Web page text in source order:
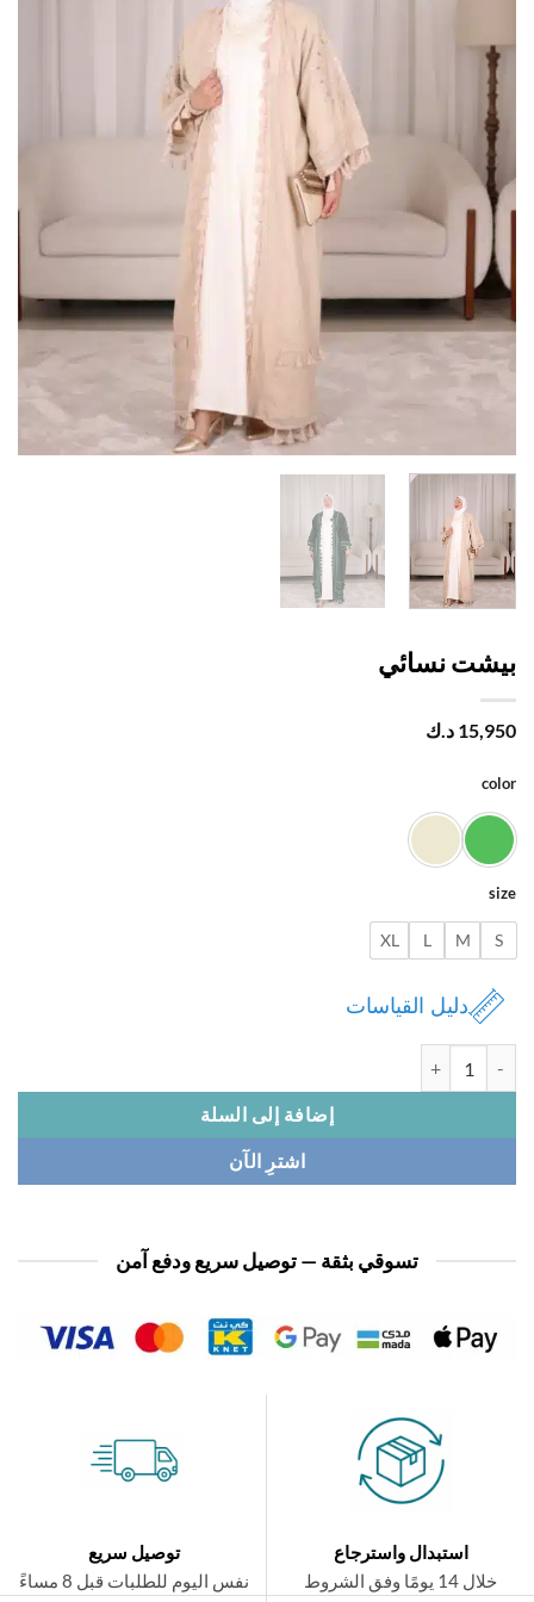
نسائي
د.ك
M
L
XL
دليل القياسات
إضافة إلى السلة
اشترِ الآن
تسوقي بثقة — توصيل سريع ودفع آمن
استبدال واسترجاع
توصيل سريع
نفس اليوم للطلبات قبل 8 مساءً